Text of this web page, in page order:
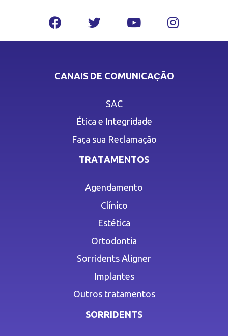
CANAIS DE COMUNICAÇÃO
SAC
Ética e Integridade
Faça sua Reclamação
TRATAMENTOS
Agendamento
Clínico
Estética
Ortodontia
Sorridents Aligner
Implantes
Outros tratamentos
SORRIDENTS